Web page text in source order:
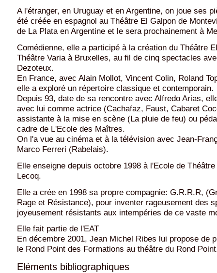
A l'étranger, en Uruguay et en Argentine, on joue ses
été créée en espagnol au Théâtre El Galpon de
de La Plata en Argentine et le sera prochainement à
Comédienne, elle a participé à la création du Théâtre
Théâtre Varia à Bruxelles, au fil de cinq spectacles
Dezoteux.
En France, avec Alain Mollot, Vincent Colin, Roland
elle a exploré un répertoire classique et contemporain.
Depuis 93, date de sa rencontre avec Alfredo Arias,
avec lui comme actrice (Cachafaz, Faust, Cabaret
assistante à la mise en scène (La pluie de feu) ou
cadre de L'Ecole des Maîtres.
On l'a vue au cinéma et à la télévision avec Jean-
Marco Ferreri (Rabelais).
Elle enseigne depuis octobre 1998 à l'Ecole de
Lecoq.
Elle a crée en 1998 sa propre compagnie: G.R.R.R,
Rage et Résistance), pour inventer rageusement des
joyeusement résistants aux intempéries de ce vaste
Elle fait partie de l'EAT
En décembre 2001, Jean Michel Ribes lui propose de
le Rond Point des Formations au théâtre du Rond
Eléments bibliographiques